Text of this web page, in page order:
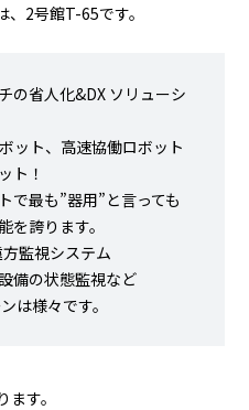
2号館T-65です。
の省人化&DX ソリューシ
ト、高速協働ロボット
ト！
最も”器用”と言っても
誇ります。
監視システム
の状態監視など
様々です。
す。